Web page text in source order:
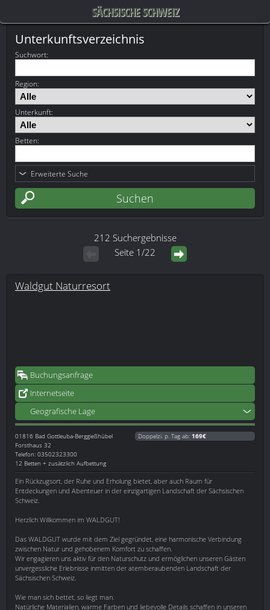
SÄCHSISCHE SCHWEIZ
Unterkunftsverzeichnis
Suchwort:
Region:
Unterkunft:
Betten:
Erweiterte Suche
212 Suchergebnisse
Seite 1/22
Waldgut Naturresort
Buchungsanfrage
Internetseite
Geografische Lage
01816 Bad Gottleuba-Berggießhübel
Forsthaus 32
Telefon: 03502323300
12 Betten + zusätzlich Aufbettung
Doppelzi. p. Tag ab: 169€
Ein Rückzugsort, der Ruhe und Erholung bietet, aber auch Raum für
Entdeckungen und Abenteuer in der einzigartigen Landschaft der Sächsischen
Schweiz.
Herzlich Willkommen im WALDGUT!
Das WALDGUT wurde mit dem Ziel gegründet, eine harmonische Verbindung
zwischen Natur und gehobenem Komfort zu schaffen.
Wir engagieren uns aktiv für den Naturschutz und ermöglichen unseren Gästen
unvergessliche Erlebnisse inmitten der atemberaubenden Landschaft der
Sächsischen Schweiz.
Wie man sich bettet, so liegt man.
Natürliche Materialien, warme Farben und liebevolle Details schaffen in unseren